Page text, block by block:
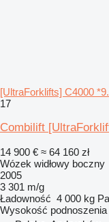
[UltraForklifts] C4000
17
Combilift
14 900 € ≈ 64 160 zł
Wózek widłowy boczny
2005
3 301 m/g
Ładowność 4 000 kg
Wysokość podnoszenia